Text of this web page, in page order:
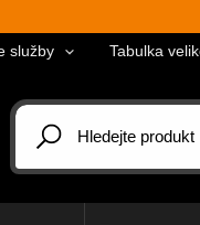
služby Tabulka